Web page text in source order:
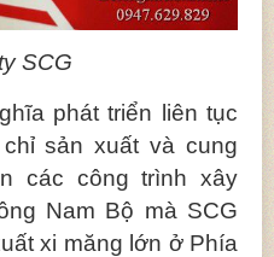
SCG
phát triển liên tục
sản xuất và cung
các công trình xây
Nam Bộ mà SCG
xi măng lớn ở Phía